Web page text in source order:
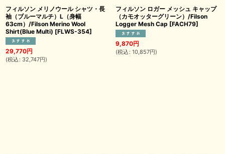
フィルソン メリノウール シャツ・長
袖（ブルーマルチ）L（身幅
63cm）/Filson Merino Wool
Shirt(Blue Multi) [FLWS-354]
29,770円
(税込 : 32,747円)
フィルソン ロガー メッシュ キャップ
（カモオッターグリーン）/Filson
Logger Mesh Cap [FACH79]
9,870円
(税込 : 10,857円)